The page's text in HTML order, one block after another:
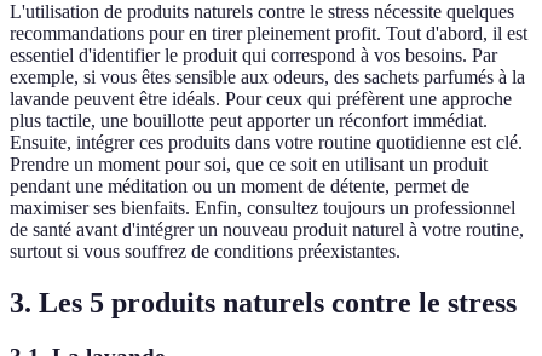
L'utilisation de produits naturels contre le stress nécessite quelques
recommandations pour en tirer pleinement profit. Tout d'abord, il est
essentiel d'identifier le produit qui correspond à vos besoins. Par
exemple, si vous êtes sensible aux odeurs, des sachets parfumés à la
lavande peuvent être idéals. Pour ceux qui préfèrent une approche
plus tactile, une bouillotte peut apporter un réconfort immédiat.
Ensuite, intégrer ces produits dans votre routine quotidienne est clé.
Prendre un moment pour soi, que ce soit en utilisant un produit
pendant une méditation ou un moment de détente, permet de
maximiser ses bienfaits. Enfin, consultez toujours un professionnel
de santé avant d'intégrer un nouveau produit naturel à votre routine,
surtout si vous souffrez de conditions préexistantes.
3. Les 5 produits naturels contre le stress